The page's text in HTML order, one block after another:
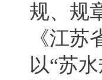
规、规
《江
以“苏